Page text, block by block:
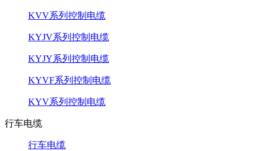
KVV系列控制电缆
KYJV系列控制电缆
KYJY系列控制电缆
KYVF系列控制电缆
KYV系列控制电缆
行车电缆
行车电缆